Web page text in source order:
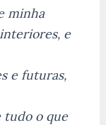
minha
e
e futuras,
o que